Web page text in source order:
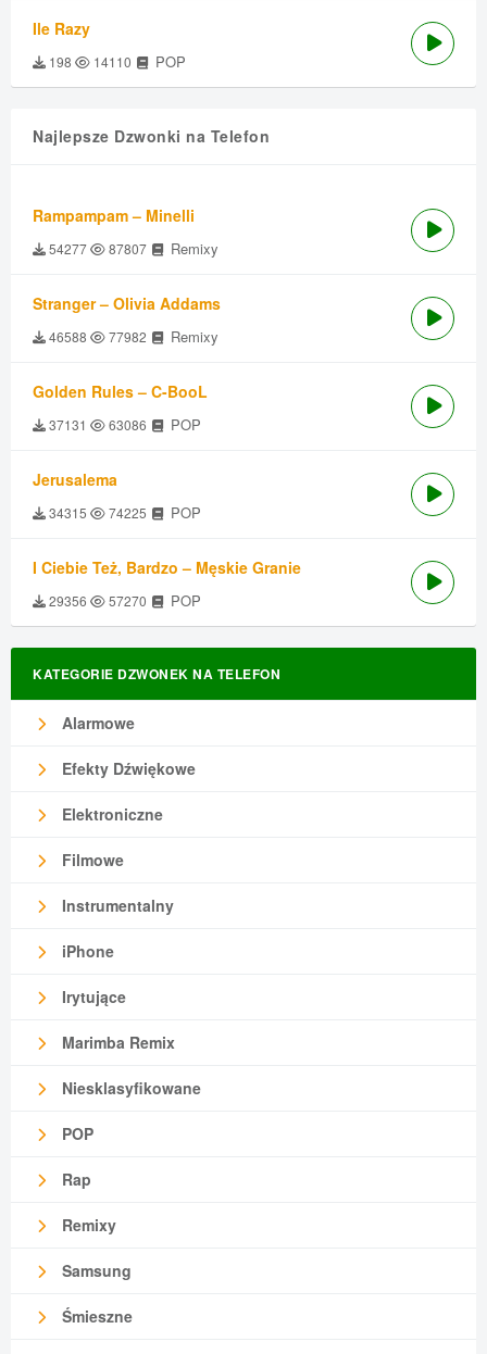
Ile Razy
198 14110 POP
Najlepsze Dzwonki na Telefon
Rampampam – Minelli
54277 87807 Remixy
Stranger – Olivia Addams
46588 77982 Remixy
Golden Rules – C-BooL
37131 63086 POP
Jerusalema
34315 74225 POP
I Ciebie Też, Bardzo – Męskie Granie
29356 57270 POP
KATEGORIE DZWONEK NA TELEFON
Alarmowe
Efekty Dźwiękowe
Elektroniczne
Filmowe
Instrumentalny
iPhone
Irytujące
Marimba Remix
Niesklasyfikowane
POP
Rap
Remixy
Samsung
Śmieszne